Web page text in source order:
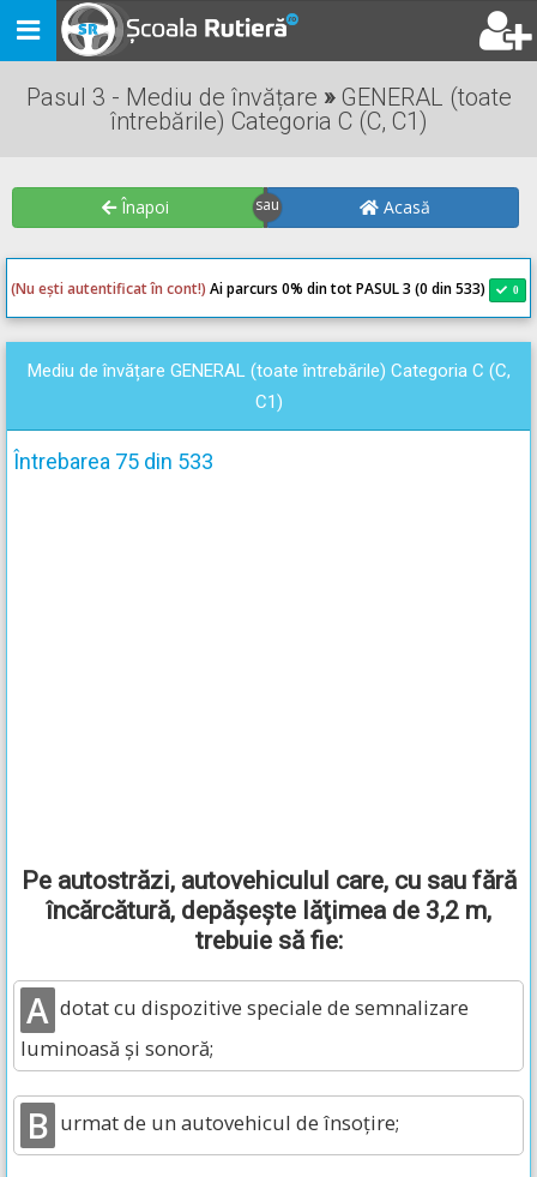
Toggle
navigation
Pasul 3 - Mediu de învățare »GENERAL (toate
întrebările) Categoria C (C, C1)
Înapoi Acasă
(Nu ești autentificat în cont!) Ai parcurs 0% din tot PASUL 3 (0 din 533) 0
Mediu de învățare GENERAL (toate întrebările) Categoria C (C,
C1)
Întrebarea 75 din 533
Pe autostrăzi, autovehiculul care, cu sau fără
încărcătură, depăşeşte lăţimea de 3,2 m,
trebuie să fie:
A dotat cu dispozitive speciale de semnalizare
luminoasă şi sonoră;
B urmat de un autovehicul de însoţire;